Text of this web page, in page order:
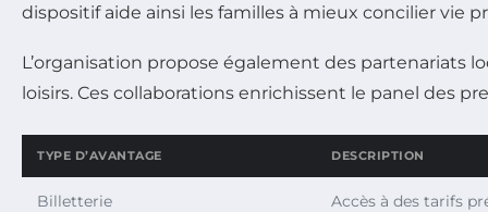
dispositif aide ainsi les familles à mieux concilier vie
L’organisation propose également des partenariats
loisirs. Ces collaborations enrichissent le panel des
TYPE D’AVANTAGE DESCRIPTION
Billetterie Accès à des tarifs